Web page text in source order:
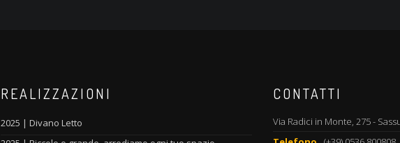
REALIZZAZIONI
2025 | Divano Letto
CONTATTI
Via Radici in Monte, 275 -